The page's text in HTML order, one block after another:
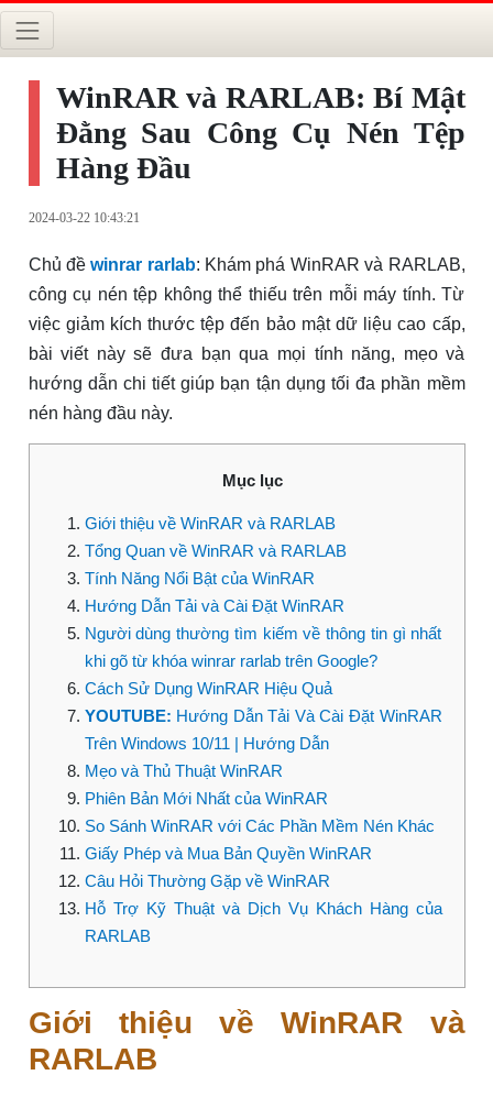
WinRAR và RARLAB: Bí Mật
Đằng Sau Công Cụ Nén Tệp
Hàng Đầu
2024-03-22 10:43:21
Chủ đềwinrar rarlab: Khám phá WinRAR và RARLAB,
công cụ nén tệp không thể thiếu trên mỗi máy tính. Từ
việc giảm kích thước tệp đến bảo mật dữ liệu cao cấp,
bài viết này sẽ đưa bạn qua mọi tính năng, mẹo và
hướng dẫn chi tiết giúp bạn tận dụng tối đa phần mềm
nén hàng đầu này.
Mục lục
Giới thiệu về WinRAR và RARLAB
Tổng Quan về WinRAR và RARLAB
Tính Năng Nổi Bật của WinRAR
Hướng Dẫn Tải và Cài Đặt WinRAR
Người dùng thường tìm kiếm về thông tin gì nhất
khi gõ từ khóa winrar rarlab trên Google?
Cách Sử Dụng WinRAR Hiệu Quả
YOUTUBE: Hướng Dẫn Tải Và Cài Đặt WinRAR
Trên Windows 10/11 | Hướng Dẫn
Mẹo và Thủ Thuật WinRAR
Phiên Bản Mới Nhất của WinRAR
So Sánh WinRAR với Các Phần Mềm Nén Khác
Giấy Phép và Mua Bản Quyền WinRAR
Câu Hỏi Thường Gặp về WinRAR
Hỗ Trợ Kỹ Thuật và Dịch Vụ Khách Hàng của
RARLAB
Giới thiệu về WinRAR và
RARLAB